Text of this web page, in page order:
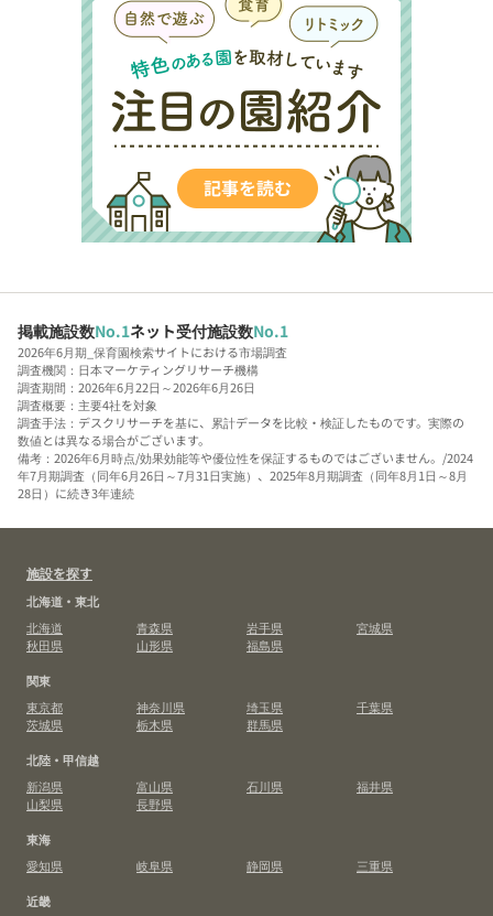
掲載施設数No.1ネット受付施設数No.1
2026年6月期_保育園検索サイトにおける市場調査
調査機関：日本マーケティングリサーチ機構
調査期間：2026年6月22日～2026年6月26日
調査概要：主要4社を対象
調査手法：デスクリサーチを基に、累計データを比較・検証したものです。実際の
数値とは異なる場合がございます。
備考：2026年6月時点/効果効能等や優位性を保証するものではございません。/2024
年7月期調査（同年6月26日～7月31日実施）、2025年8月期調査（同年8月1日～8月
28日）に続き3年連続
施設を探す
北海道・東北
北海道
青森県 岩手県
宮城県
秋田県
山形県
福島県
関東
東京都
神奈川県 埼玉県
千葉県
茨城県
栃木県
群馬県
北陸・甲信越
新潟県
富山県 石川県
福井県
山梨県
長野県
東海
愛知県
岐阜県 静岡県
三重県
近畿